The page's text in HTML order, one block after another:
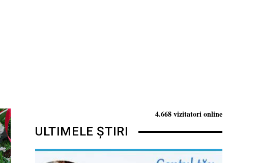
4.668 vizitatori online
ULTIMELE ȘTIRI